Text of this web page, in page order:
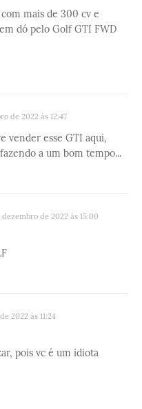
mais de 300 cv e
dó pelo Golf GTI FWD
de 2022 às 12:47
vender esse GTI aqui,
a um bom tempo...
dezembro de 2022 às 15:00
2022 às 11:24
pois vc é um idiota